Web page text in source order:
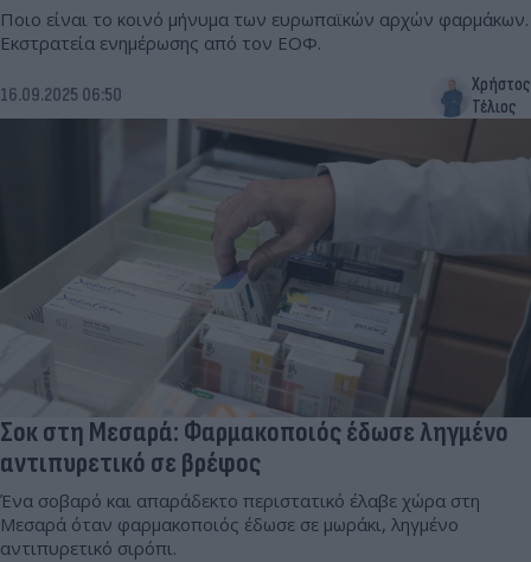
Ποιο είναι το κοινό μήνυμα των ευρωπαϊκών αρχών φαρμάκων.
Εκστρατεία ενημέρωσης από τον ΕΟΦ.
16.09.2025 06:50
Χρήστος
Τέλιος
Σoκ στη Μεσαρά: Φαρμακοποιός έδωσε ληγμένο
αντιπυρετικό σε βρέφος
Ένα σοβαρό και απαράδεκτο περιστατικό έλαβε χώρα στη
Μεσαρά όταν φαρμακοποιός έδωσε σε μωράκι, ληγμένο
αντιπυρετικό σιρόπι.